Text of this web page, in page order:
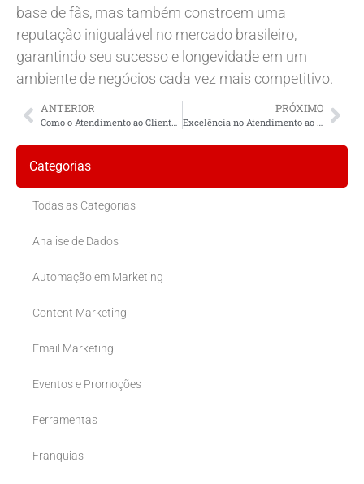
base de fãs, mas também constroem uma
reputação inigualável no mercado brasileiro,
garantindo seu sucesso e longevidade em um
ambiente de negócios cada vez mais competitivo.
ANTERIOR
Como o Atendimento ao Cliente Contribuiu para o Sucesso de Empresas Locais?
PRÓXIMO
Excelência no Atendimento ao Cliente Local
Categorias
Todas as Categorias
Analise de Dados
Automação em Marketing
Content Marketing
Email Marketing
Eventos e Promoções
Ferramentas
Franquias